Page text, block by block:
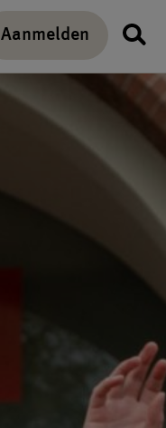
Aanmelden